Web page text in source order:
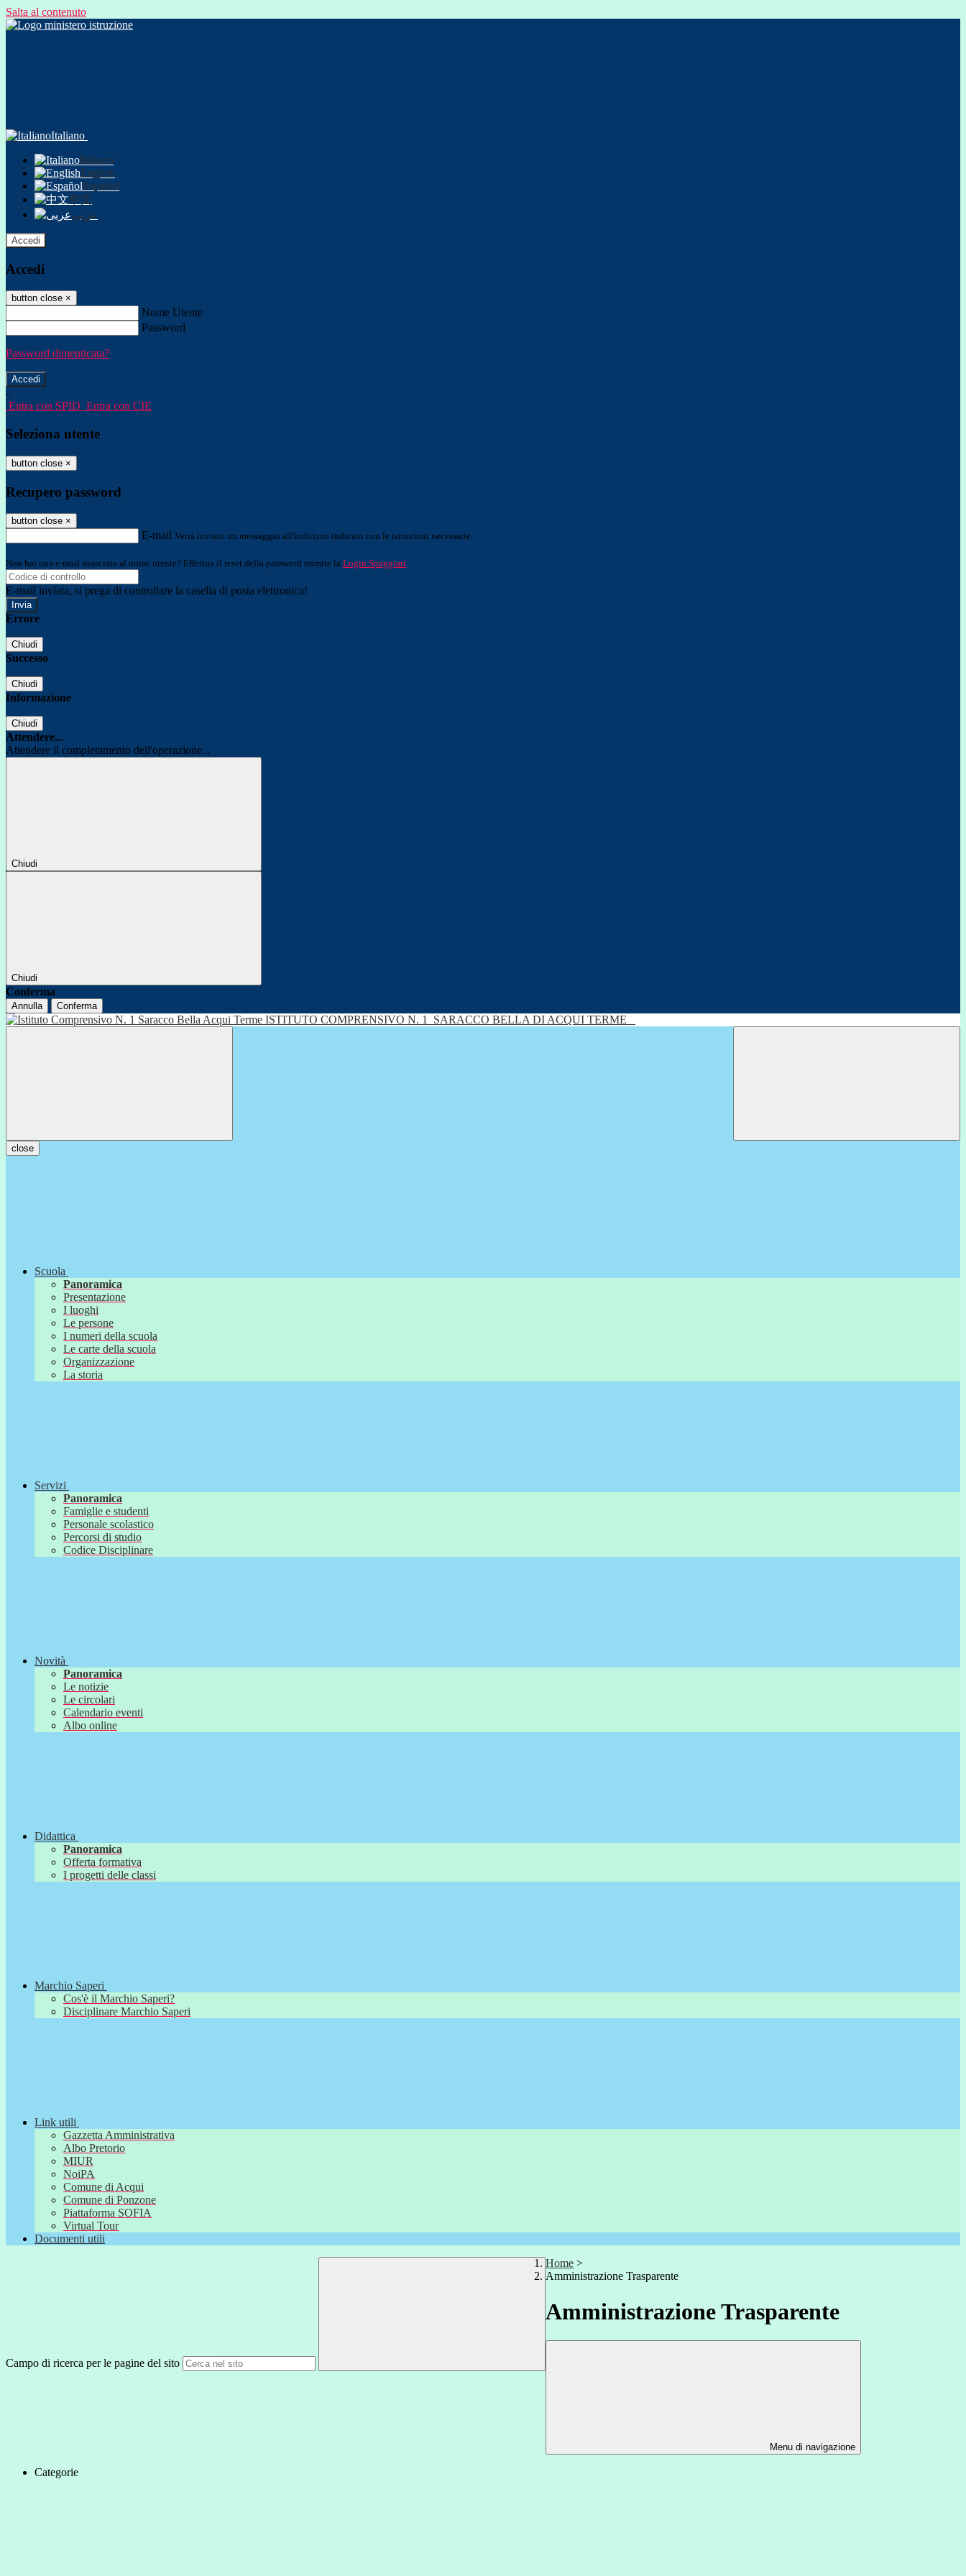
Salta al contenuto
Italiano
Italiano
English
Español
中文
عربى
Accedi
Accedi
button close ×
Nome Utente
Password
Password dimenticata?
-
Entra con SPID Entra con CIE
Seleziona utente
button close ×
Recupero password
button close ×
E-mail Verrà inviato un messaggio all'indirizzo indicato con le istruzioni necessarie.
Non hai una e-mail associata al nome utente? Effettua il reset della password tramite la Login Spaggiari
E-mail inviata, si prega di controllare la casella di posta elettronica!
Errore
Chiudi
Successo
Chiudi
Informazione
Chiudi
Attendere...
Attendere il completamento dell'operazione...
Chiudi
Chiudi
Conferma
Annulla Conferma
ISTITUTO COMPRENSIVO N. 1 SARACCO BELLA DI ACQUI TERME
close
Scuola
Panoramica
Presentazione
I luoghi
Le persone
I numeri della scuola
Le carte della scuola
Organizzazione
La storia
Servizi
Panoramica
Famiglie e studenti
Personale scolastico
Percorsi di studio
Codice Disciplinare
Novità
Panoramica
Le notizie
Le circolari
Calendario eventi
Albo online
Didattica
Panoramica
Offerta formativa
I progetti delle classi
Marchio Saperi
Cos'è il Marchio Saperi?
Disciplinare Marchio Saperi
Link utili
Gazzetta Amministrativa
Albo Pretorio
MIUR
NoiPA
Comune di Acqui
Comune di Ponzone
Piattaforma SOFIA
Virtual Tour
Documenti utili
Campo di ricerca per le pagine del sito
Home >
Amministrazione Trasparente
Amministrazione Trasparente
Menu di navigazione
Categorie